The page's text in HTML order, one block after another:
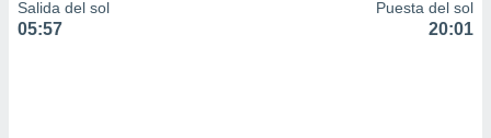
Salida del sol
05:57
Puesta del sol
20:01